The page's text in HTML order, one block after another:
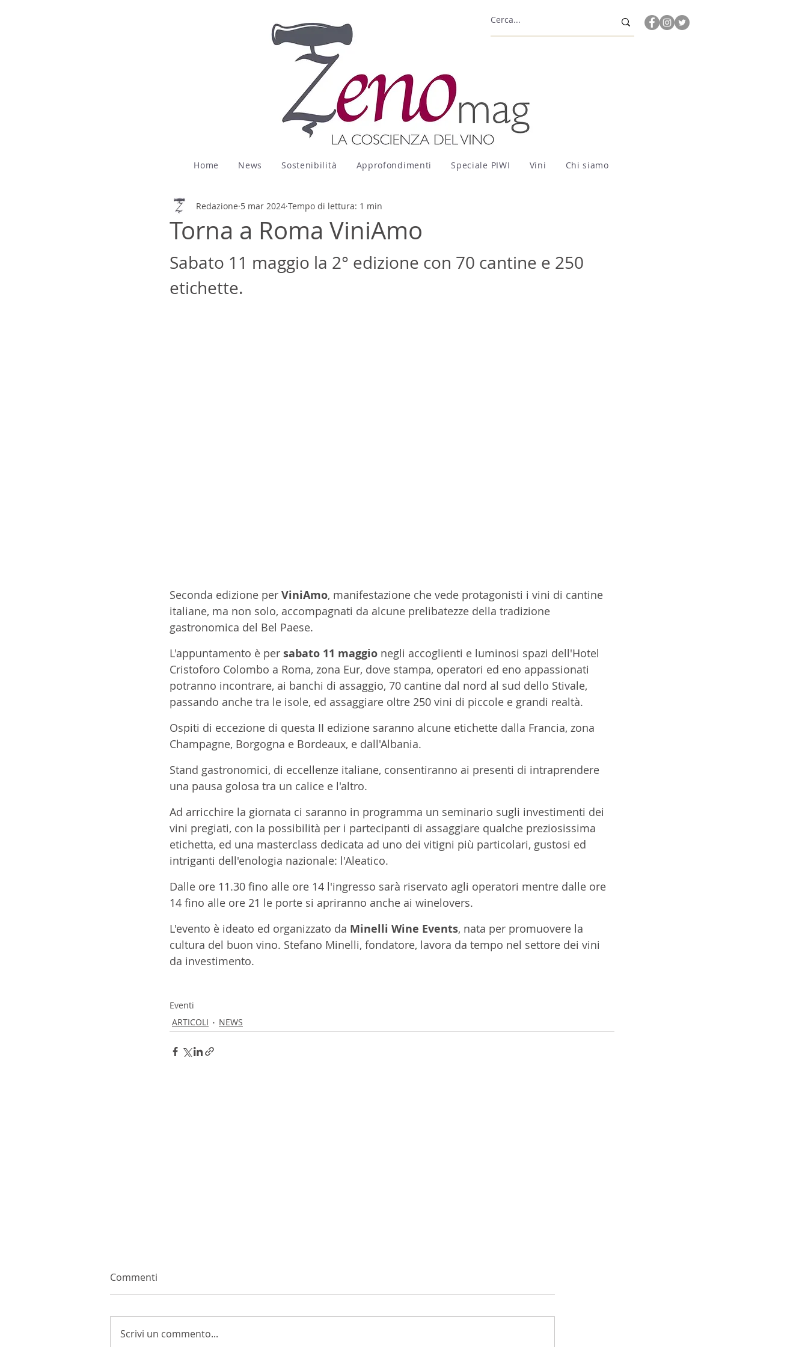
Home News Sostenibilità Approfondimenti Speciale PIWI Vini Chi siamo
Torna a Roma ViniAmo
Redazione 5 mar 2024 Tempo di lettura: 1 min
Sabato 11 maggio la 2° edizione con 70 cantine e 250
etichette.
Seconda edizione per ViniAmo, manifestazione che vede protagonisti i vini di cantine
italiane, ma non solo, accompagnati da alcune prelibatezze della tradizione
gastronomica del Bel Paese.
L'appuntamento è per sabato 11 maggio negli accoglienti e luminosi spazi dell'Hotel
Cristoforo Colombo a Roma, zona Eur, dove stampa, operatori ed eno appassionati
potranno incontrare, ai banchi di assaggio, 70 cantine dal nord al sud dello Stivale,
passando anche tra le isole, ed assaggiare oltre 250 vini di piccole e grandi realtà.
Ospiti di eccezione di questa II edizione saranno alcune etichette dalla Francia, zona
Champagne, Borgogna e Bordeaux, e dall'Albania.
Stand gastronomici, di eccellenze italiane, consentiranno ai presenti di intraprendere
una pausa golosa tra un calice e l'altro.
Ad arricchire la giornata ci saranno in programma un seminario sugli investimenti dei
vini pregiati, con la possibilità per i partecipanti di assaggiare qualche preziosissima
etichetta, ed una masterclass dedicata ad uno dei vitigni più particolari, gustosi ed
intriganti dell'enologia nazionale: l'Aleatico.
Dalle ore 11.30 fino alle ore 14 l'ingresso sarà riservato agli operatori mentre dalle ore
14 fino alle ore 21 le porte si apriranno anche ai winelovers.
L'evento è ideato ed organizzato da Minelli Wine Events, nata per promuovere la
cultura del buon vino. Stefano Minelli, fondatore, lavora da tempo nel settore dei vini
da investimento.
Eventi
ARTICOLI
NEWS
Commenti
Scrivi un commento...